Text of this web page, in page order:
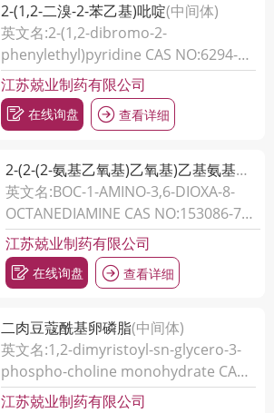
2-(1,2-二溴-2-苯乙基)吡啶(中间体)
英文名:2-(1,2-dibromo-2-
phenylethyl)pyridine CAS NO:6294-
62-8
江苏兢业制药有限公司
在线询盘 查看详细
2-(2-(2-氨基乙氧基)乙氧基)乙基氨基甲酸叔丁酯
英文名:BOC-1-AMINO-3,6-DIOXA-8-
OCTANEDIAMINE CAS NO:153086-78-
3
江苏兢业制药有限公司
在线询盘 查看详细
二肉豆蔻酰基卵磷脂(中间体)
英文名:1,2-dimyristoyl-sn-glycero-3-
phospho-choline monohydrate CAS
NO:18194-24-6
江苏兢业制药有限公司